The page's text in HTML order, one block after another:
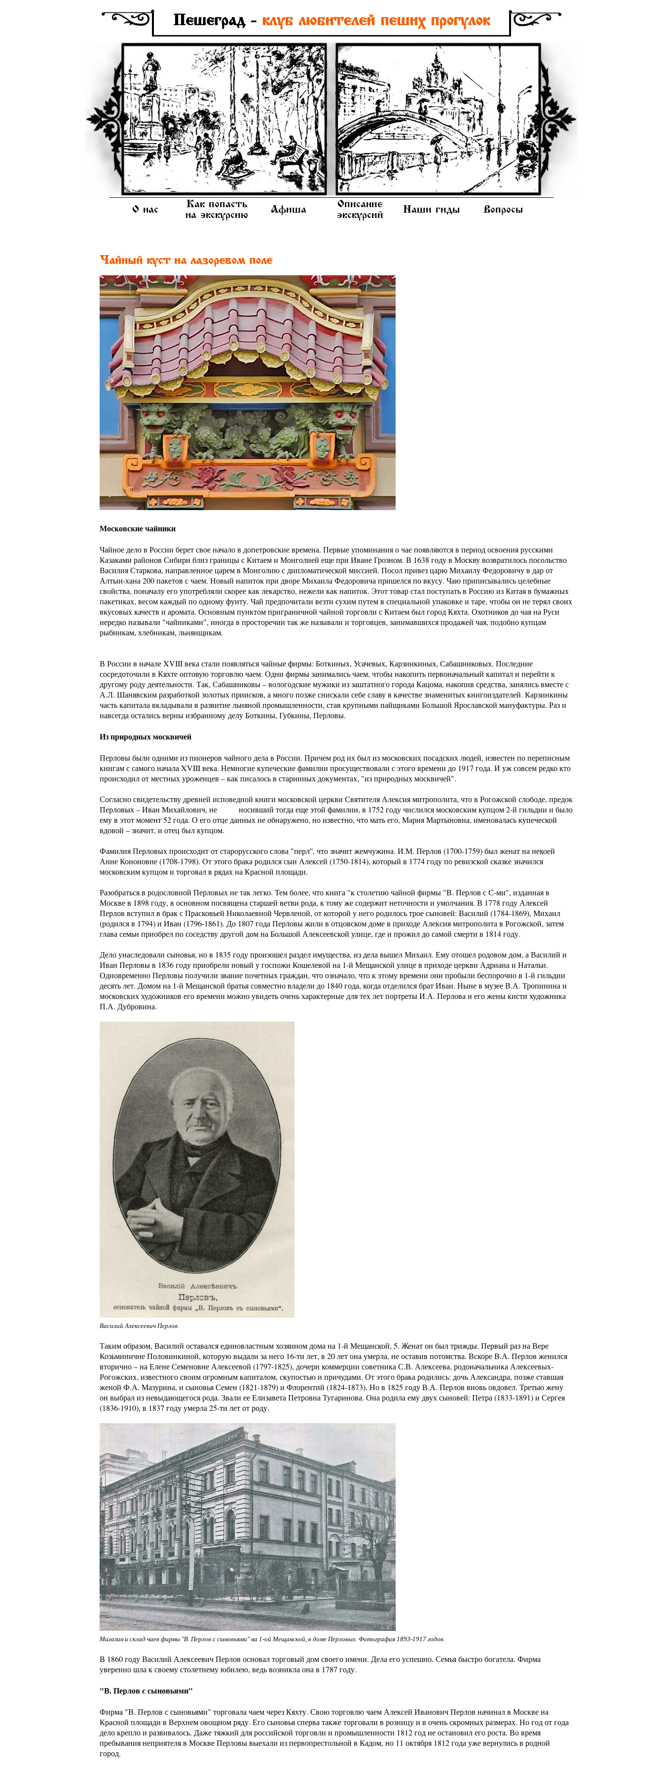
Пешеград - клуб любителей пеших прогулок
О нас
Как попасть
на экскурсию
Афиша
Описание
экскурсий
Наши гиды Вопросы
Чайный куст на лазоревом поле
Московские чайники
Чайное дело в России берет свое начало в допетровские времена. Первые упоминания о чае появляются в период освоения русскими
Казаками районов Сибири близ границы с Китаем и Монголией еще при Иване Грозном. В 1638 году в Москву возвратилось посольство
Василия Старкова, направленное царем в Монголию с дипломатической миссией. Посол привез царю Михаилу Федоровичу в дар от
Алтын-хана 200 пакетов с чаем. Новый напиток при дворе Михаила Федоровича пришелся по вкусу. Чаю приписывались целебные
свойства, поначалу его употребляли скорее как лекарство, нежели как напиток. Этот товар стал поступать в Россию из Китая в бумажных
пакетиках, весом каждый по одному фунту. Чай предпочитали везти сухим путем в специальной упаковке и таре, чтобы он не терял своих
вкусовых качеств и аромата. Основным пунктом приграничной чайной торговли с Китаем был город Кяхта. Охотников до чая на Руси
нередко называли "чайниками", иногда в просторечии так же называли и торговцев, занимавшихся продажей чая, подобно купцам
рыбникам, хлебникам, льнянщикам.
В России в начале XVIII века стали появляться чайные фирмы: Боткиных, Усачевых, Карзинкиных, Сабашниковых. Последние
сосредоточили в Кяхте оптовую торговлю чаем. Одни фирмы занимались чаем, чтобы накопить первоначальный капитал и перейти к
другому роду деятельности. Так, Сабашниковы – вологодские мужики из заштатного города Кацома, накопив средства, занялись вместе с
А.Л. Шанявским разработкой золотых приисков, а много позже снискали себе славу в качестве знаменитых книгоиздателей. Карзинкины
часть капитала вкладывали в развитие льняной промышленности, став крупными пайщиками Большой Ярославской мануфактуры. Раз и
навсегда остались верны избранному делу Боткины, Губкины, Перловы.
Из природных москвичей
Перловы были одними из пионеров чайного дела в России. Причем род их был из московских посадских людей, известен по переписным
книгам с самого начала XVIII века. Немногие купеческие фамилии просуществовали с этого времени до 1917 года. И уж совсем редко кто
происходил от местных уроженцев – как писалось в старинных документах, "из природных москвичей".
Согласно свидетельству древней исповедной книги московской церкви Святителя Алексия митрополита, что в Рогожской слободе, предок
Перловых – Иван Михайлович, не носивший тогда еще этой фамилии, в 1752 году числился московским купцом 2-й гильдии и было
ему в этот момент 52 года. О его отце данных не обнаружено, но известно, что мать его, Мария Мартыновна, именовалась купеческой
вдовой – значит, и отец был купцом.
Фамилия Перловых происходит от старорусского слова "перл'', что значит жемчужина. И.М. Перлов (1700-1759) был женат на некоей
Анне Кононовне (1708-1798). От этого брака родился сын Алексей (1750-1814), который в 1774 году по ревизской сказке значился
московским купцом и торговал в рядах на Красной площади.
Разобраться в родословной Перловых не так легко. Тем более, что книга "к столетию чайной фирмы "В. Перлов с С-ми", изданная в
Москве в 1898 году, в основном посвящена старшей ветви рода, к тому же содержит неточности и умолчания. В 1778 году Алексей
Перлов вступил в брак с Прасковьей Николаевной Червленой, от которой у него родилось трое сыновей: Василий (1784-1869), Михаил
(родился в 1794) и Иван (1796-1861). До 1807 года Перловы жили в отцовском доме в приходе Алексия митрополита в Рогожской, затем
глава семьи приобрел по соседству другой дом на Большой Алексеевской улице, где и прожил до самой смерти в 1814 году.
Дело унаследовали сыновья, но в 1835 году произошел раздел имущества, из дела вышел Михаил. Ему отошел родовом дом, а Василий и
Иван Перловы в 1836 году приобрели новый у госпожи Кошелевой на 1-й Мещанской улице в приходе церкви Адриана и Натальи.
Одновременно Перловы получили звание почетных граждан, что означало, что к этому времени они пробыли беспорочно в 1-й гильдии
десять лет. Домом на 1-й Мещанской братья совместно владели до 1840 года, когда отделился брат Иван. Ныне в музее В.А. Тропинина и
московских художников его времени можно увидеть очень характерные для тех лет портреты И.А. Перлова и его жены кисти художника
П.А. Дубровина.
Василий Алексеевич Перлов.
Таким образом, Василий оставался единовластным хозяином дома на 1-й Мещанской, 5. Женат он был трижды. Первый раз на Вере
Козьминичне Половинкиной, которую выдали за него 16-ти лет, в 20 лет она умерла, не оставив потомства. Вскоре В.А. Перлов женился
вторично – на Елене Семеновне Алексеевой (1797-1825), дочери коммерции советника С.В. Алексеева, родоначальника Алексеевых-
Рогожских, известного своим огромным капиталом, скупостью и причудами. От этого брака родились: дочь Александра, позже ставшая
женой Ф.А. Мазурина, и сыновья Семен (1821-1879) и Флорентий (1824-1873). Но в 1825 году В.А. Перлов вновь овдовел. Третью жену
он выбрал из невыдающегося рода. Звали ее Елизавета Петровна Тугаринова. Она родила ему двух сыновей: Петра (1833-1891) и Сергея
(1836-1910), в 1837 году умерла 25-ти лет от роду.
Магазин и склад чаев фирмы "В. Перлов с сыновьями" на 1-ой Мещанской, в доме Перловых. Фотография 1893-1917 годов.
В 1860 году Василий Алексеевич Перлов основал торговый дом своего имени. Дела его успешно. Семья быстро богатела. Фирма
уверенно шла к своему столетнему юбилею, ведь возникла она в 1787 году.
"В. Перлов с сыновьями"
Фирма "В. Перлов с сыновьями" торговала чаем через Кяхту. Свою торговлю чаем Алексей Иванович Перлов начинал в Москве на
Красной площади в Верхнем овощном ряду. Его сыновья сперва также торговали в розницу и в очень скромных размерах. Но год от года
дело крепло и развивалось. Даже тяжкий для российской торговли и промышленности 1812 год не остановил его роста. Во время
пребывания неприятеля в Москве Перловы выехали из первопрестольной в Кадом, но 11 октября 1812 года уже вернулись в родной
город.